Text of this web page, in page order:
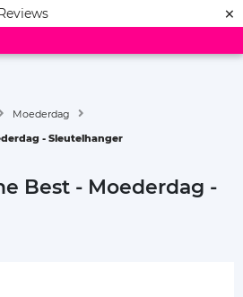
×
Moederdag
- Sleutelhanger
Best - Moederdag -